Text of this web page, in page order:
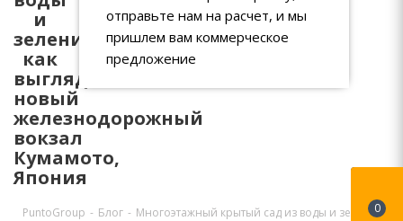
и
зелени:
как
выглядит
новый
железнодорожный
вокзал
Кумамото,
Япония
PuntoGroup - Блог - Многоэтажный крытый сад из воды и зелени:
0
отправьте нам на расчет, и мы
пришлем вам коммерческое
предложение